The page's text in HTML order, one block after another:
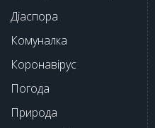
Діаспора
Комуналка
Коронавірус
Погода
Природа